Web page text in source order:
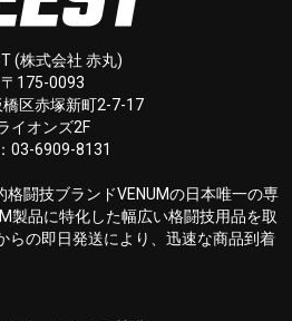
(株式会社 赤丸)
〒175-0093
区赤塚新町2-7-17
イオンズ2F
03-6909-8131
格闘技ブランドVENUMの日本唯一の専
製品に特化した幅広い格闘技用品を取
らの即日発送により、迅速な商品到着